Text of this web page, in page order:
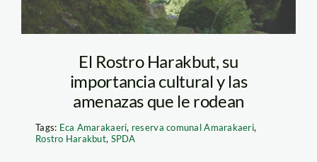
El Rostro Harakbut, su
importancia cultural y las
amenazas que le rodean
Tags: Eca Amarakaeri, reserva comunal Amarakaeri,
Rostro Harakbut, SPDA